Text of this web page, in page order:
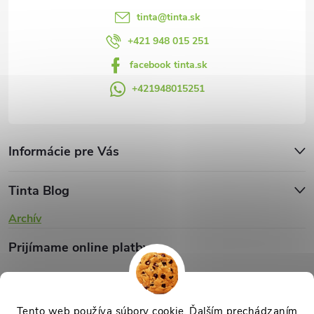
Tento web používa súbory cookie. Ďalším prechádzaním
s
u
tinta@tinta.sk
+421 948 015 251
facebook tinta.sk
+421948015251
Informácie pre Vás
Tinta Blog
Archív
Prijímame online platby